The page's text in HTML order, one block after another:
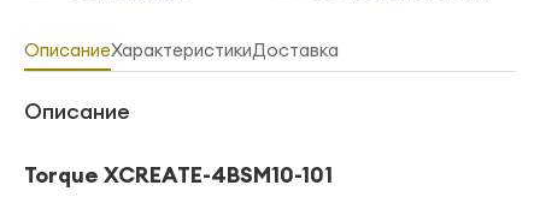
ОписаниеХарактеристикиДоставка
Описание
Torque XCREATE-4BSM10-101